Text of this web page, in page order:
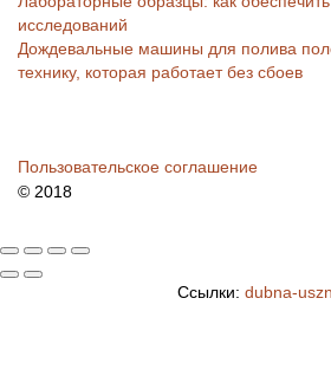
исследований
Дождевальные машины для полива
технику, которая работает без сбоев
Пользовательское соглашение
© 2018
Ссылки: dubna-